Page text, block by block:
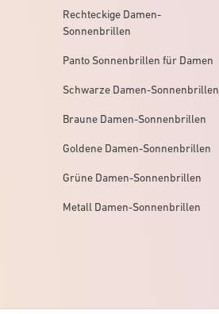
Rechteckige Damen-
Sonnenbrillen
Panto Sonnenbrillen für Damen
Schwarze Damen-Sonnenbrillen
Braune Damen-Sonnenbrillen
Goldene Damen-Sonnenbrillen
Grüne Damen-Sonnenbrillen
Metall Damen-Sonnenbrillen